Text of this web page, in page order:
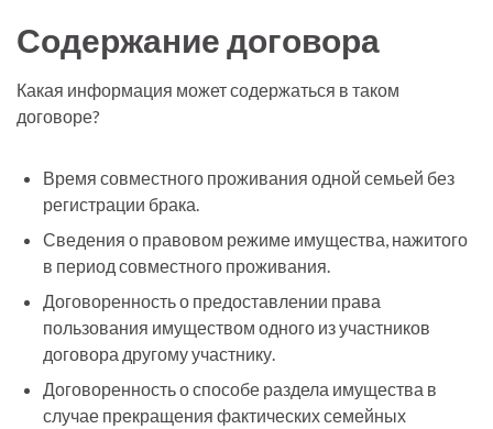
Содержание договора
Какая информация может содержаться в таком
договоре?
Время совместного проживания одной семьей без
регистрации брака.
Сведения о правовом режиме имущества, нажитого
в период совместного проживания.
Договоренность о предоставлении права
пользования имуществом одного из участников
договора другому участнику.
Договоренность о способе раздела имущества в
случае прекращения фактических семейных